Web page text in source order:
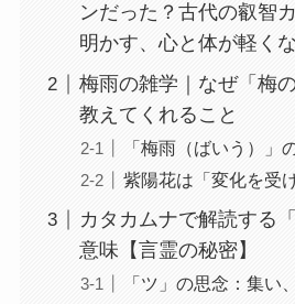
ンだった？古代の叡智
明かす、心と体が軽く
梅雨の雑学｜なぜ「梅
教えてくれること
「梅雨（ばいう）」
紫陽花は「変化を受
カタカムナで解読する
意味【言霊の秘密】
「ツ」の思念：集い